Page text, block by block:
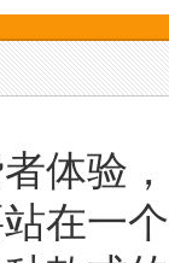
验，
在一